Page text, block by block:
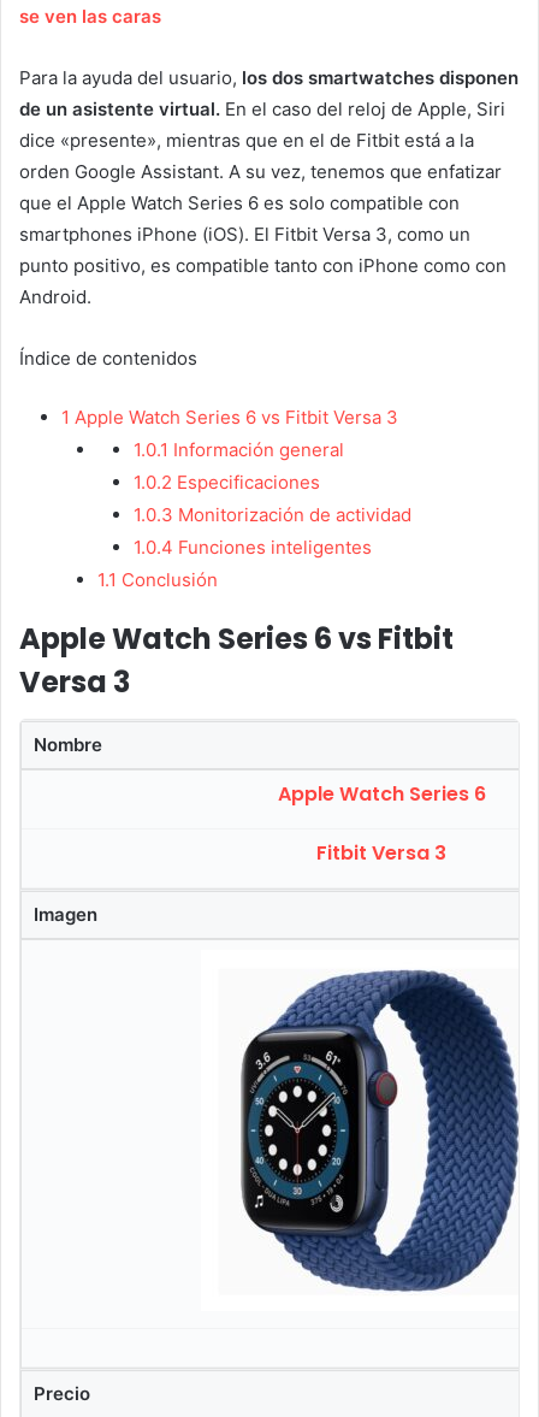
se ven las caras
Para la ayuda del usuario, los dos smartwatches disponen
de un asistente virtual. En el caso del reloj de Apple, Siri
dice «presente», mientras que en el de Fitbit está a la
orden Google Assistant. A su vez, tenemos que enfatizar
que el Apple Watch Series 6 es solo compatible con
smartphones iPhone (iOS). El Fitbit Versa 3, como un
punto positivo, es compatible tanto con iPhone como con
Android.
Índice de contenidos
1 Apple Watch Series 6 vs Fitbit Versa 3
1.0.1 Información general
1.0.2 Especificaciones
1.0.3 Monitorización de actividad
1.0.4 Funciones inteligentes
1.1 Conclusión
Apple Watch Series 6 vs Fitbit
Versa 3
Nombre
Apple Watch Series 6
Fitbit Versa 3
Imagen
Precio